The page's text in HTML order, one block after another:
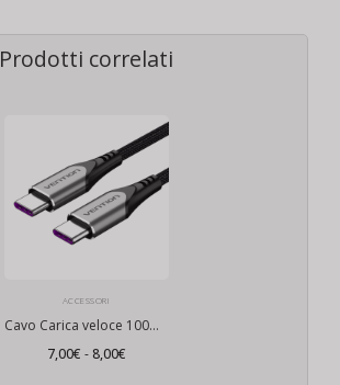
Prodotti correlati
ACCESSORI
Cavo Carica veloce 100W PD
7,00€ - 8,00€Fascia